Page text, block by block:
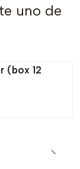
uno de
(box 12